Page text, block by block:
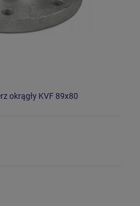
okrągły KVF 89x80